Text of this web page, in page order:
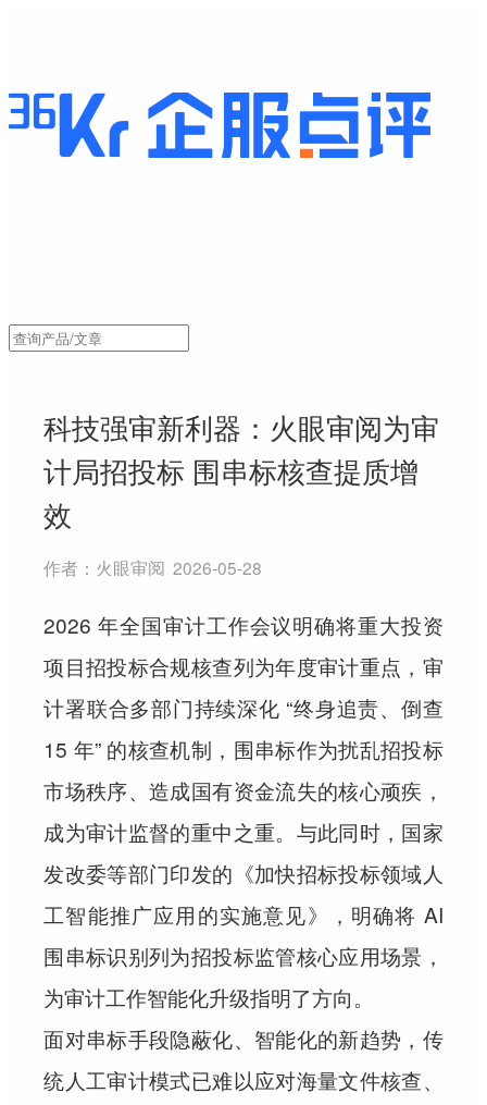
科技强审新利器：火眼审阅为审
计局招投标 围串标核查提质增
效
作者： 火眼审阅 2026-05-28
2026 年全国审计工作会议明确将重大投资
项目招投标合规核查列为年度审计重点，审
计署联合多部门持续深化 “终身追责、倒查
15 年” 的核查机制，围串标作为扰乱招投标
市场秩序、造成国有资金流失的核心顽疾，
成为审计监督的重中之重。与此同时，国家
发改委等部门印发的《加快招标投标领域人
工智能推广应用的实施意见》，明确将 AI
围串标识别列为招投标监管核心应用场景，
为审计工作智能化升级指明了方向。
面对串标手段隐蔽化、智能化的新趋势，传
统人工审计模式已难以应对海量文件核查、